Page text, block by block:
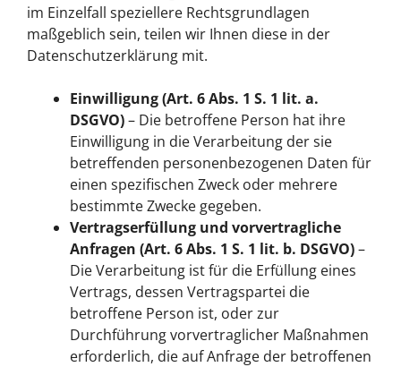
im Einzelfall speziellere Rechtsgrundlagen
maßgeblich sein, teilen wir Ihnen diese in der
Datenschutzerklärung mit.
Einwilligung (Art. 6 Abs. 1 S. 1 lit. a.
DSGVO)– Die betroffene Person hat ihre
Einwilligung in die Verarbeitung der sie
betreffenden personenbezogenen Daten für
einen spezifischen Zweck oder mehrere
bestimmte Zwecke gegeben.
Vertragserfüllung und vorvertragliche
Anfragen (Art. 6 Abs. 1 S. 1 lit. b. DSGVO)–
Die Verarbeitung ist für die Erfüllung eines
Vertrags, dessen Vertragspartei die
betroffene Person ist, oder zur
Durchführung vorvertraglicher Maßnahmen
erforderlich, die auf Anfrage der betroffenen